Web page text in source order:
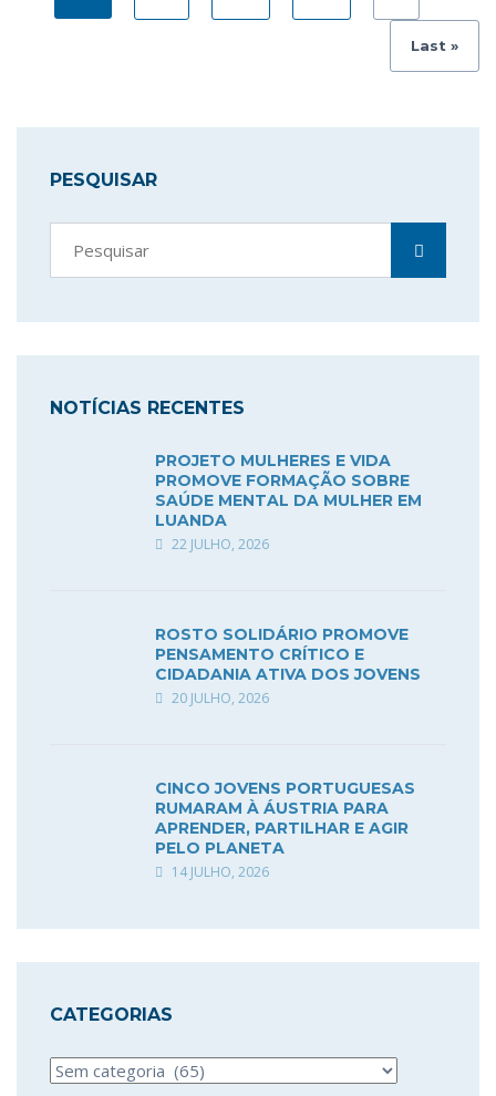
Last »
PESQUISAR
NOTÍCIAS RECENTES
PROJETO MULHERES E VIDA
PROMOVE FORMAÇÃO SOBRE
SAÚDE MENTAL DA MULHER EM
LUANDA
22 JULHO, 2026
ROSTO SOLIDÁRIO PROMOVE
PENSAMENTO CRÍTICO E
CIDADANIA ATIVA DOS JOVENS
20 JULHO, 2026
CINCO JOVENS PORTUGUESAS
RUMARAM À ÁUSTRIA PARA
APRENDER, PARTILHAR E AGIR
PELO PLANETA
14 JULHO, 2026
CATEGORIAS
Categorias